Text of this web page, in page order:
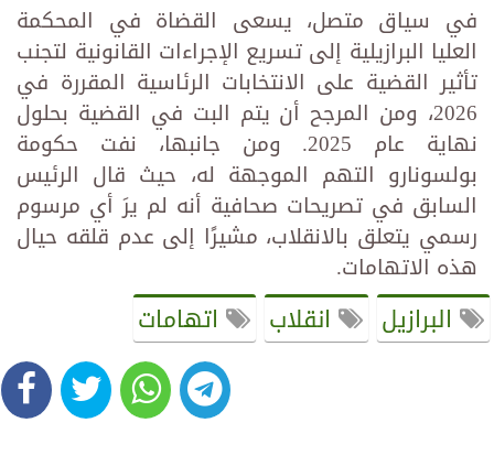
في سياق متصل، يسعى القضاة في المحكمة
العليا البرازيلية إلى تسريع الإجراءات القانونية لتجنب
تأثير القضية على الانتخابات الرئاسية المقررة في
2026، ومن المرجح أن يتم البت في القضية بحلول
نهاية عام 2025. ومن جانبها، نفت حكومة
بولسونارو التهم الموجهة له، حيث قال الرئيس
السابق في تصريحات صحافية أنه لم يرَ أي مرسوم
رسمي يتعلق بالانقلاب، مشيرًا إلى عدم قلقه حيال
هذه الاتهامات.
البرازيل انقلاب اتهامات